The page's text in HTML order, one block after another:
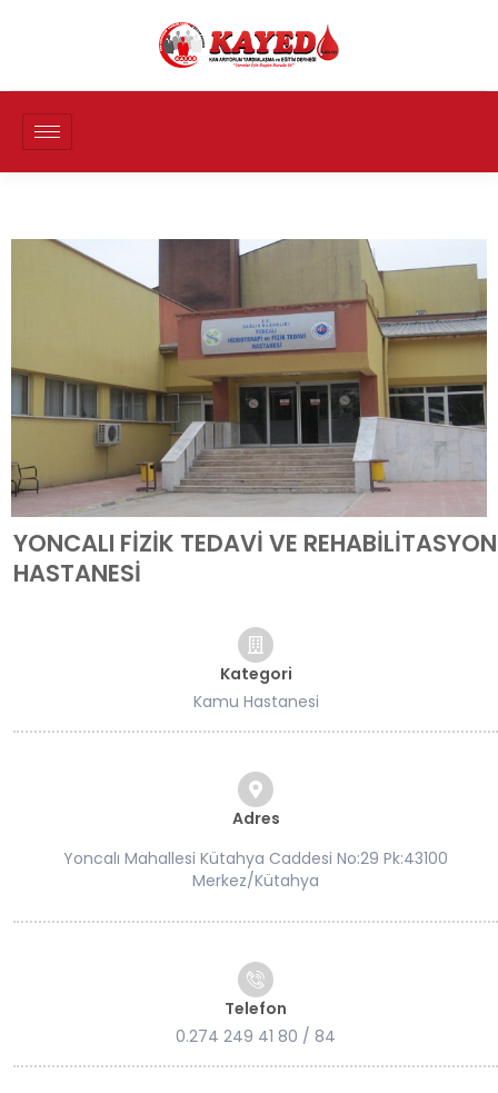
YONCALI FİZİK TEDAVİ VE REHABİLİTASYON
HASTANESİ
Kategori
Kamu Hastanesi
Adres
Yoncalı Mahallesi Kütahya Caddesi No:29 Pk:43100
Merkez/Kütahya
Telefon
0.274 249 41 80 / 84